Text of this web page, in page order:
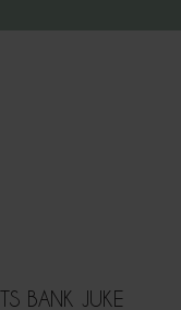
BANK JUKE